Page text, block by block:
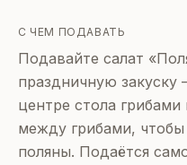
С ЧЕМ ПОДАВАТЬ
Подавайте салат
праздничную закуску
центре стола грибами
между грибами, чтобы
поляны. Подаётся